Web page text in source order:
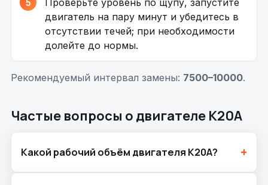
Проверьте уровень по щупу, запустите
двигатель на пару минут и убедитесь в
отсутствии течей; при необходимости
долейте до нормы.
Рекомендуемый интервал замены: 7500–10000.
Частые вопросы о двигателе K20A
Какой рабочий объём двигателя K20A?